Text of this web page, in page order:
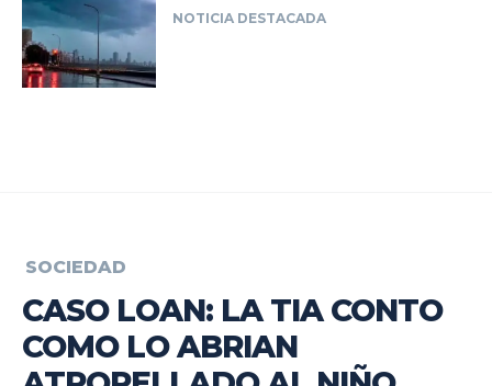
NOTICIA DESTACADA